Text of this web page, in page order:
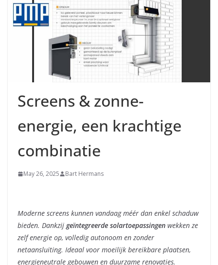
Screens & zonne-
energie, een krachtige
combinatie
May 26, 2025 Bart Hermans
Moderne screens kunnen vandaag méér dan enkel schaduw
bieden. Dankzij geïntegreerde solartoepassingen wekken ze
zelf energie op, volledig autonoom en zonder
netaansluiting. Ideaal voor moeilijk bereikbare plaatsen,
energieneutrale gebouwen en duurzame renovaties.